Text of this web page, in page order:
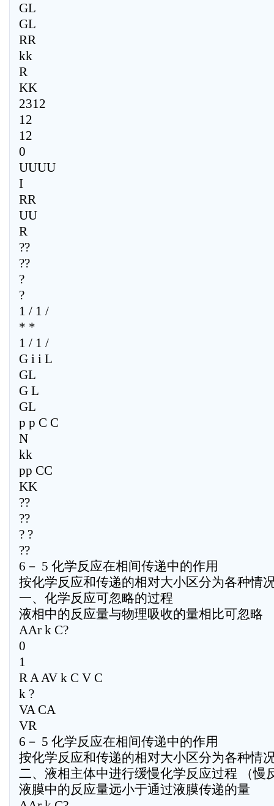
GL
GL
RR
kk
R
KK
2312
12
12
0
UUUU
I
RR
UU
R
??
??
?
?
1 / 1 /
* *
1 / 1 /
G i i L
GL
G L
GL
p p C C
N
kk
pp CC
KK
??
??
? ?
??
6－ 5 化学反应在相间传递中的作用
按化学反应和传递的相对大小区分为各种情
一、化学反应可忽略的过程
液相中的反应量与物理吸收的量相比可忽略
AAr k C?
0
1
R A AV k C V C
k ?
VA CA
VR
6－ 5 化学反应在相间传递中的作用
按化学反应和传递的相对大小区分为各种情
二、液相主体中进行缓慢化学反应过程 （慢
液膜中的反应量远小于通过液膜传递的量